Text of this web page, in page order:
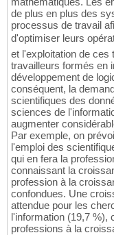
de plus en plus des
processus de travail
d'optimiser leurs
et l'exploitation de ces
travailleurs formés en
développement de
conséquent, la
scientifiques des
sciences de
augmenter
Par exemple, on
l'emploi des
qui en fera la
connaissant la
profession à la
confondues. Une
attendue pour les
l'information (19,7 %),
professions à la